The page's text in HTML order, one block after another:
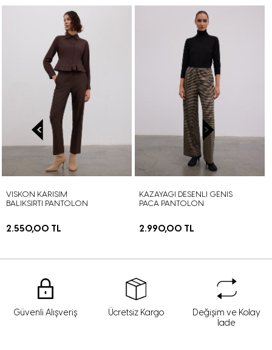
VISKON KARISIM
BALIKSIRTI PANTOLON
2.550,00 TL
KAZAYAGI DESENLI GENIS
PACA PANTOLON
2.990,00 TL
Güvenli Alışveriş Ücretsiz Kargo
Değişim ve Kolay
İade